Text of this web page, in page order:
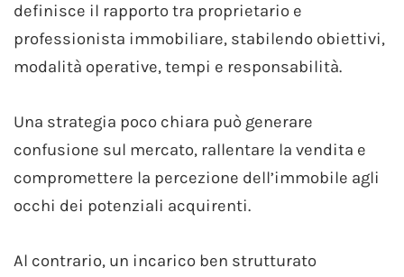
definisce il rapporto tra proprietario e
professionista immobiliare, stabilendo obiettivi,
modalità operative, tempi e responsabilità.
Una strategia poco chiara può generare
confusione sul mercato, rallentare la vendita e
compromettere la percezione dell’immobile agli
occhi dei potenziali acquirenti.
Al contrario, un incarico ben strutturato